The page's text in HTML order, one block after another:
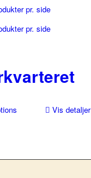
pr. side
pr. side
Vis detaljer